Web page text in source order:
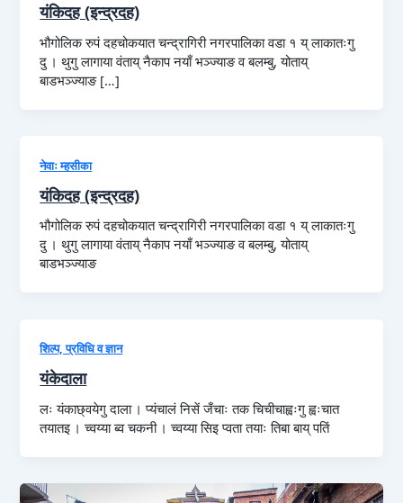
यंकिदह (इन्द्रदह)
भौगोलिक रुपं दहचोकयात चन्द्रागिरी नगरपालिका वडा १ य् लाकातःगु
दु । थुगु लागाया वंताय् नैकाप नयाँ भञ्ज्याङ व बलम्बु, योताय्
बाडभञ्ज्याङ […]
नेवाः म्हसीका
यंकिदह (इन्द्रदह)
भौगोलिक रुपं दहचोकयात चन्द्रागिरी नगरपालिका वडा १ य् लाकातःगु
दु । थुगु लागाया वंताय् नैकाप नयाँ भञ्ज्याङ व बलम्बु, योताय्
बाडभञ्ज्याङ
शिल्प, प्रविधि व ज्ञान
यंकेदाला
लः यंकाछ्वयेगु दाला । प्यंचालं निसें जँचाः तक चिचीचाह्वःगु ह्वःचात
तयातइ । च्वय्या ब्व चकनी । च्वय्या सिइ प्वता तयाः तिबा बाय् पतिं